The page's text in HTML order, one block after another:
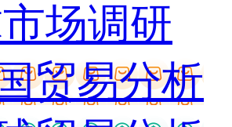
场调研
贸易分析